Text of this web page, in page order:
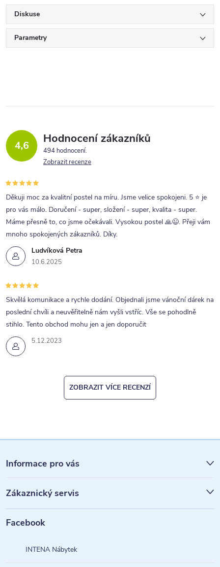
Diskuse
Parametry
4,6 Hodnocení zákazníků
494 hodnocení
Zobrazit recenze
Ludvíková Petra
10.6.2025
Děkuji moc za kvalitní postel na míru. Jsme velice spokojeni. 5 ⭐ je
pro vás málo. Doručení - super, složení - super, kvalita - super.
Máme přesně to, co jsme očekávali. Vysokou postel 🙏😉. Přeji vám
mnoho spokojených zákazníků. Díky.
5.12.2023
Skvělá komunikace a rychle dodání. Objednali jsme vánoční dárek na
poslední chvíli a neuvěřitelně nám vyšli vstříc. Vše se pohodlně
stihlo. Tento obchod mohu jen a jen doporučit
ZOBRAZIT VÍCE RECENZÍ
á
p
a
Informace pro vás
Zákaznický servis
Facebook
INTENA Nábytek